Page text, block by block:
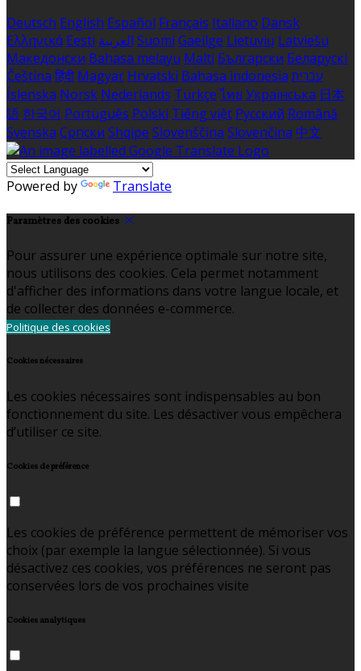
Deutsch English Español Français Italiano Dansk
Ελληνικά Eesti العربية Suomi Gaeilge Lietuvių Latviešu
Македонски Bahasa melayu Malti Български Беларускі
Čeština हिंदी Magyar Hrvatski Bahasa indonesia עברית
Íslenska Norsk Nederlands Türkçe ไทย Українська 日本
語 한국어 Português Polski Tiếng việt Русский Română
Svenska Српски Shqipe Slovenščina Slovenčina 中文
Powered by Translate
Paramètres des cookies
Pour assurer une expérience optimale sur notre site,
nous utilisons des cookies. Cela permet notamment
d'afficher des informations dans votre langue locale, et
de collecter des données e-commerce.
Politique des cookies
Cookies nécessaires
Les cookies nécessaires sont indispensables au bon
fonctionnement du site. Les désactiver vous empêchera
d’utiliser ce site.
Cookies de préférence
Les cookies de préférence permettent de mémoriser vos
choix (par exemple la langue sélectionnée). Si vous
désactivez ces cookies, vos préférences ne seront pas
conservées lors de vos prochaines visite
Cookies analytiques